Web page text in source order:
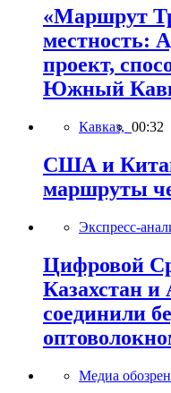
«Маршрут
местность:
проект,
Южный
Кавказ, 00:32
США и
маршруты
Экспресс-
Цифровой
Казахстан и
соединили
Медиа